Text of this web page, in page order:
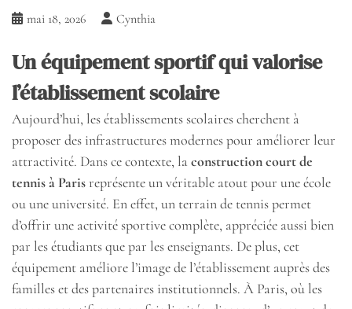
mai 18, 2026 Cynthia
Un équipement sportif qui valorise
l’établissement scolaire
Aujourd’hui, les établissements scolaires cherchent à
proposer des infrastructures modernes pour améliorer leur
attractivité. Dans ce contexte, laconstruction court de
tennis à Parisreprésente un véritable atout pour une école
ou une université. En effet, un terrain de tennis permet
d’offrir une activité sportive complète, appréciée aussi bien
par les étudiants que par les enseignants. De plus, cet
équipement améliore l’image de l’établissement auprès des
familles et des partenaires institutionnels. À Paris, où les